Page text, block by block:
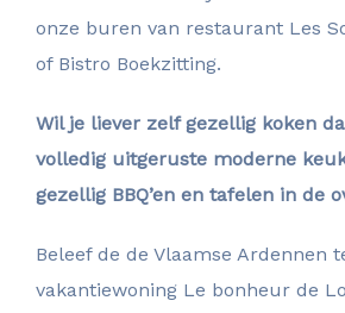
onze buren van restaurant Les
of Bistro Boekzitting.
Wil je liever zelf gezellig koken
volledig uitgeruste moderne
gezellig BBQ’en en tafelen in de
Beleef de de Vlaamse Ardennen
vakantiewoning Le bonheur de